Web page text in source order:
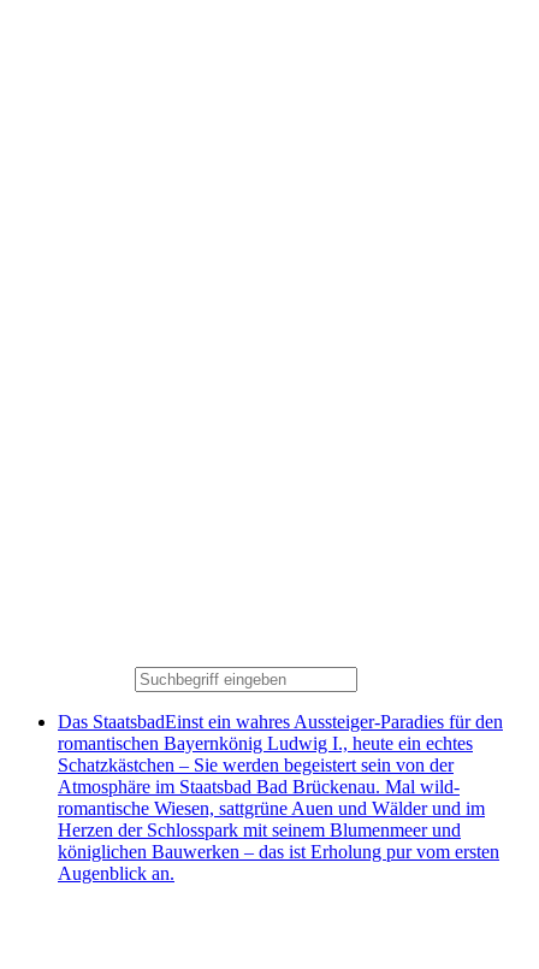
Das StaatsbadEinst ein wahres Aussteiger-Paradies für den
romantischen Bayernkönig Ludwig I., heute ein echtes
Schatzkästchen – Sie werden begeistert sein von der
Atmosphäre im Staatsbad Bad Brückenau. Mal wild-
romantische Wiesen, sattgrüne Auen und Wälder und im
Herzen der Schlosspark mit seinem Blumenmeer und
königlichen Bauwerken – das ist Erholung pur vom ersten
Augenblick an.